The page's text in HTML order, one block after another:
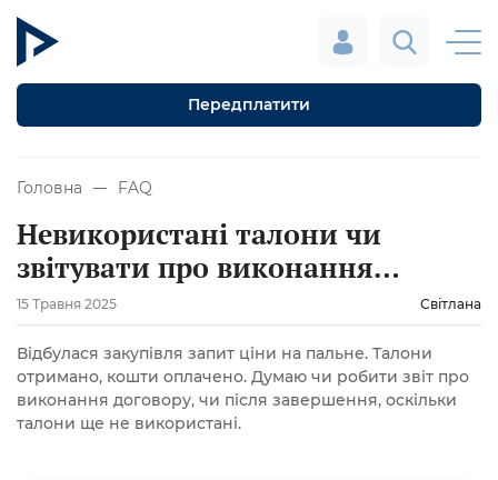
Передплатити
Головна FAQ
Невикористані талони чи
звітувати про виконання
договору
15 Травня 2025 Світлана
Відбулася закупівля запит ціни на пальне. Талони
отримано, кошти оплачено. Думаю чи робити звіт про
виконання договору, чи після завершення, оскільки
талони ще не використані.